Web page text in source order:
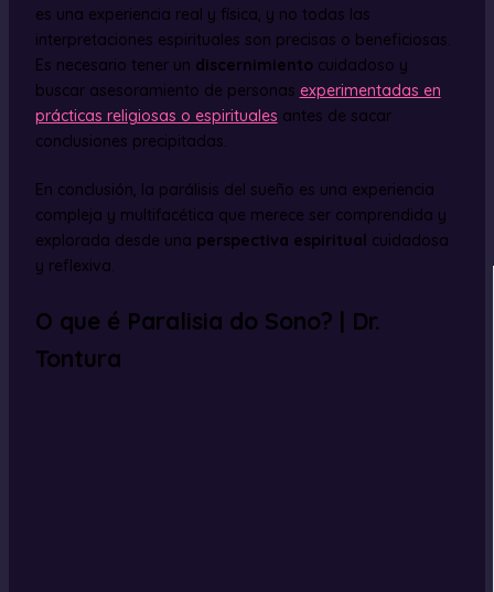
es una experiencia real y física, y no todas las
interpretaciones espirituales son precisas o beneficiosas.
Es necesario tener un discernimientocuidadoso y
buscar asesoramiento de personas experimentadas en
prácticas religiosas o espirituales antes de sacar
conclusiones precipitadas.
En conclusión, la parálisis del sueño es una experiencia
compleja y multifacética que merece ser comprendida y
explorada desde una perspectiva espiritual cuidadosa
y reflexiva.
O que é Paralisia do Sono? | Dr.
Tontura